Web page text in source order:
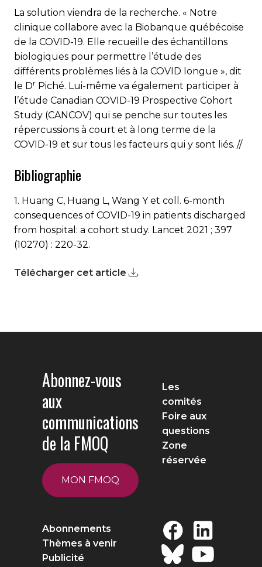
La solution viendra de la recherche. « Notre
clinique collabore avec la Biobanque québécoise
de la COVID-19. Elle recueille des échantillons
biologiques pour permettre l’étude des
différents problèmes liés à la COVID longue », dit
le Dr Piché. Lui-même va également participer à
l’étude Canadian COVID-19 Prospective Cohort
Study (CANCOV) qui se penche sur toutes les
répercussions à court et à long terme de la
COVID-19 et sur tous les facteurs qui y sont liés. //
Bibliographie
1. Huang C, Huang L, Wang Y et coll. 6-month
consequences of COVID-19 in patients discharged
from hospital: a cohort study. Lancet 2021 ; 397
(10270) : 220-32.
Télécharger cet article
Abonnez-vous
aux
communications
de la FMOQ
MON FMOQ
Les
comités
Foire aux
questions
Zone
réservée
Abonnements
Thèmes à venir
Publicité